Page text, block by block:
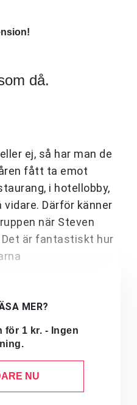
då.
ej, så har man de
fått ta emot
i hotellobby,
vidare. Därför känner
när Steven
Det är fantastiskt hur
MER?
för 1 kr. - Ingen
NU